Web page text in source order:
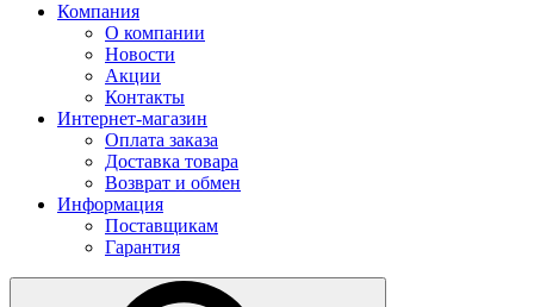
Компания
О компании
Новости
Акции
Контакты
Интернет-магазин
Оплата заказа
Доставка товара
Возврат и обмен
Информация
Поставщикам
Гарантия